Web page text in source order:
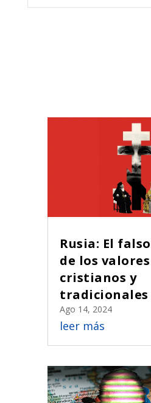
Rusia: El
de los valores
cristianos y
tradicionales
Ago 14, 2024
leer más